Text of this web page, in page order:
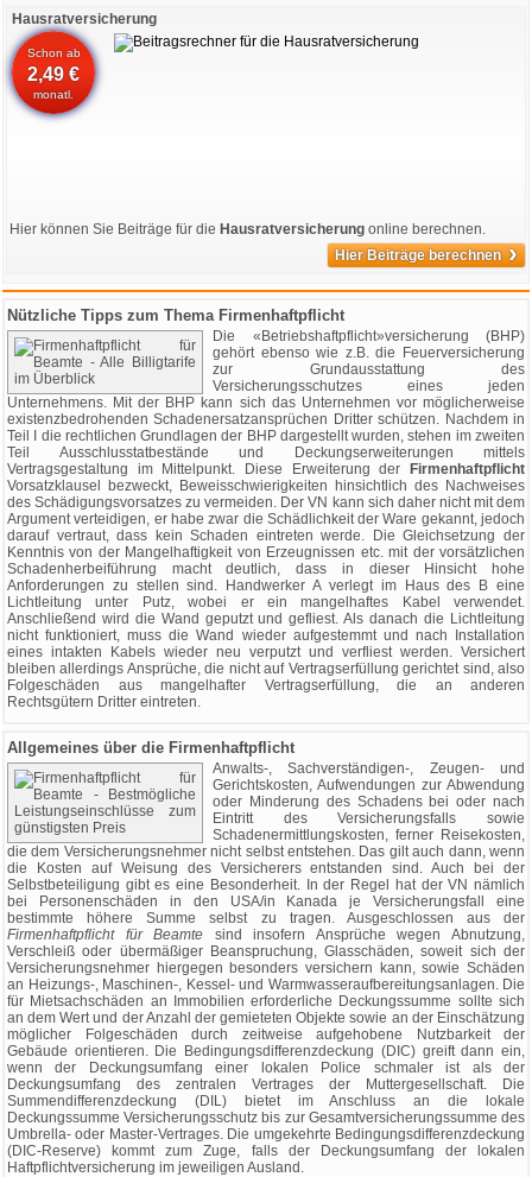
Hausratversicherung
Schon ab
2,49 €
monatl.
Hier können Sie Beiträge für die Hausratversicherung online berechnen.
Hier Beiträge berechnen ›
Nützliche Tipps zum Thema Firmenhaftpflicht
Die «Betriebshaftpflicht»versicherung (BHP)
gehört ebenso wie z.B. die Feuerversicherung
zur Grundausstattung des
Versicherungsschutzes eines jeden
Unternehmens. Mit der BHP kann sich das Unternehmen vor möglicherweise
existenzbedrohenden Schadenersatzansprüchen Dritter schützen. Nachdem in
Teil I die rechtlichen Grundlagen der BHP dargestellt wurden, stehen im zweiten
Teil Ausschlusstatbestände und Deckungserweiterungen mittels
Vertragsgestaltung im Mittelpunkt. Diese Erweiterung der
Firmenhaftpflicht
Vorsatzklausel bezweckt, Beweisschwierigkeiten hinsichtlich des Nachweises
des Schädigungsvorsatzes zu vermeiden. Der VN kann sich daher nicht mit dem
Argument verteidigen, er habe zwar die Schädlichkeit der Ware gekannt, jedoch
darauf vertraut, dass kein Schaden eintreten werde. Die Gleichsetzung der
Kenntnis von der Mangelhaftigkeit von Erzeugnissen etc. mit der vorsätzlichen
Schadenherbeiführung macht deutlich, dass in dieser Hinsicht hohe
Anforderungen zu stellen sind. Handwerker A verlegt im Haus des B eine
Lichtleitung unter Putz, wobei er ein mangelhaftes Kabel verwendet.
Anschließend wird die Wand geputzt und gefliest. Als danach die Lichtleitung
nicht funktioniert, muss die Wand wieder aufgestemmt und nach Installation
eines intakten Kabels wieder neu verputzt und verfliest werden. Versichert
bleiben allerdings Ansprüche, die nicht auf Vertragserfüllung gerichtet sind, also
Folgeschäden aus mangelhafter Vertragserfüllung, die an anderen
Rechtsgütern Dritter eintreten.
Allgemeines über die Firmenhaftpflicht
Anwalts-, Sachverständigen-, Zeugen- und
Gerichtskosten, Aufwendungen zur Abwendung
oder Minderung des Schadens bei oder nach
Eintritt des Versicherungsfalls sowie
Schadenermittlungskosten, ferner Reisekosten,
die dem Versicherungsnehmer nicht selbst entstehen. Das gilt auch dann, wenn
die Kosten auf Weisung des Versicherers entstanden sind. Auch bei der
Selbstbeteiligung gibt es eine Besonderheit. In der Regel hat der VN nämlich
bei Personenschäden in den USA/in Kanada je Versicherungsfall eine
bestimmte höhere Summe selbst zu tragen. Ausgeschlossen aus der
Firmenhaftpflicht für Beamte sind insofern Ansprüche wegen Abnutzung,
Verschleiß oder übermäßiger Beanspruchung, Glasschäden, soweit sich der
Versicherungsnehmer hiergegen besonders versichern kann, sowie Schäden
an Heizungs-, Maschinen-, Kessel- und Warmwasseraufbereitungsanlagen. Die
für Mietsachschäden an Immobilien erforderliche Deckungssumme sollte sich
an dem Wert und der Anzahl der gemieteten Objekte sowie an der Einschätzung
möglicher Folgeschäden durch zeitweise aufgehobene Nutzbarkeit der
Gebäude orientieren. Die Bedingungsdifferenzdeckung (DIC) greift dann ein,
wenn der Deckungsumfang einer lokalen Police schmaler ist als der
Deckungsumfang des zentralen Vertrages der Muttergesellschaft. Die
Summendifferenzdeckung (DIL) bietet im Anschluss an die lokale
Deckungssumme Versicherungsschutz bis zur Gesamtversicherungssumme des
Umbrella- oder Master-Vertrages. Die umgekehrte Bedingungsdifferenzdeckung
(DIC-Reserve) kommt zum Zuge, falls der Deckungsumfang der lokalen
Haftpflichtversicherung im jeweiligen Ausland.